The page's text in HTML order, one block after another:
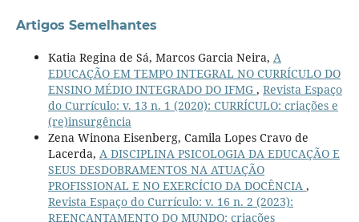
Artigos Semelhantes
Katia Regina de Sá, Marcos Garcia Neira, A
EDUCAÇÃO EM TEMPO INTEGRAL NO CURRÍCULO DO
ENSINO MÉDIO INTEGRADO DO IFMG , Revista Espaço
do Currículo: v. 13 n. 1 (2020): CURRÍCULO: criações e
(re)insurgência
Zena Winona Eisenberg, Camila Lopes Cravo de
Lacerda, A DISCIPLINA PSICOLOGIA DA EDUCAÇÃO E
SEUS DESDOBRAMENTOS NA ATUAÇÃO
PROFISSIONAL E NO EXERCÍCIO DA DOCÊNCIA ,
Revista Espaço do Currículo: v. 16 n. 2 (2023):
REENCANTAMENTO DO MUNDO: criações